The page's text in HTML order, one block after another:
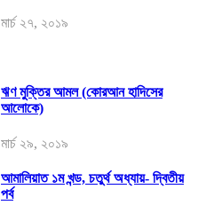
মার্চ ২৭, ২০১৯
ঋণ মুক্তির আমল (কোরআন হাদিসের
আলোকে)
মার্চ ২৯, ২০১৯
আমালিয়াত ১ম খন্ড, চতুর্থ অধ্যায়- দ্বিতীয়
পর্ব